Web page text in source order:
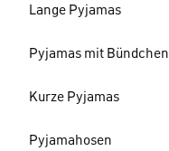
Lange Pyjamas
Pyjamas mit Bündchen
Kurze Pyjamas
Pyjamahosen